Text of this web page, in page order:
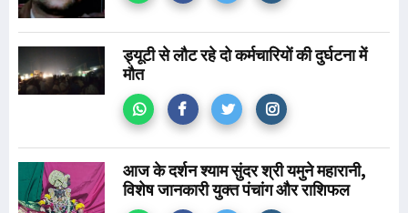
ड्यूटी से लौट रहे दो कर्मचारियों की दुर्घटना में
मौत
आज के दर्शन श्याम सुंदर श्री यमुने महारानी,
विशेष जानकारी युक्त पंचांग और राशिफल